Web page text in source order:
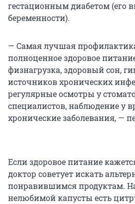
гестационным диабетом (его
беременности).
— Самая лучшая
полноценное здоровое
физнагрузка, здоровый сон,
источников хронических
регулярные осмотры у
специалистов, наблюдение у
хронические заболевания, —
Если здоровое питание
доктор советует искать
понравившимся продуктам.
нелюбимой капусты есть